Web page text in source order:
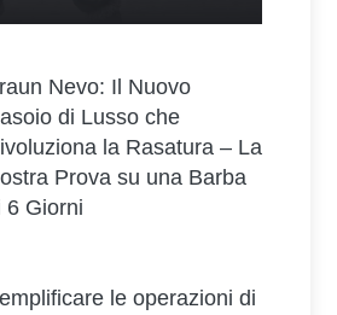
Nevo: Il Nuovo
di Lusso che
la Rasatura – La
Prova su una Barba
6 Giorni
le operazioni di